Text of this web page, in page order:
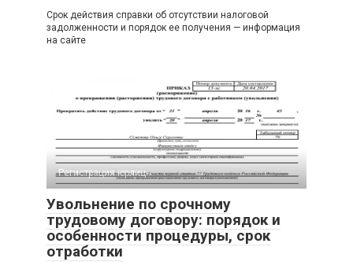
Срок действия справки об отсутствии налоговой
задолженности и порядок ее получения — информация
на сайте
Регистрация юрлиц
Увольнение по срочному
трудовому договору: порядок и
особенности процедуры, срок
отработки